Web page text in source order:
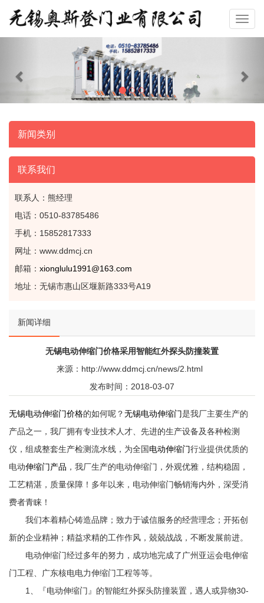
新闻类别
联系我们
联系人：熊经理
电话：0510-83785486
手机：15852817333
网址：www.ddmcj.cn
邮箱： xionglulu1991@163.com
地址：无锡市惠山区堰新路333号A19
新闻详细
无锡电动伸缩门价格采用智能红外探头防撞装置
来源：http://www.ddmcj.cn/news/2.html
发布时间：2018-03-07
无锡电动伸缩门价格的如何呢？无锡电动伸缩门是我厂主要生产的
产品之一，我厂拥有专业技术人才、先进的生产设备及各种检测
仪，组成整套生产检测流水线，为全国电动伸缩门行业提供优质的
电动伸缩门产品 ，我厂生产的电动伸缩门，外观优雅，结构稳固，
工艺精湛，质量保障！多年以来，电动伸缩门畅销海内外，深受消
费者青睐！
我们本着精心铸造品牌；致力于诚信服务的经营理念；开拓创
新的企业精神；精益求精的工作作风，兢兢战战，不断发展前进。
电动伸缩门经过多年的努力，成功地完成了广州亚运会电伸缩
门工程、广东核电电力伸缩门工程等等。
1、『电动伸缩门』的智能红外探头防撞装置，遇人或异物30-